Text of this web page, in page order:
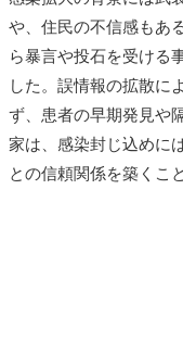
や、住民の不信感もあ
ら暴言や投石を受ける
した。誤情報の拡散に
ず、患者の早期発見や
家は、感染封じ込めに
との信頼関係を築くこ